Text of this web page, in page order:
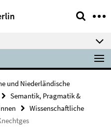
und Niederländische
Semantik, Pragmatik &
Wissenschaftliche